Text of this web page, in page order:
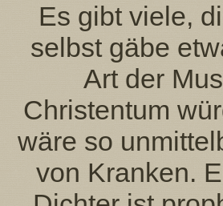
Es gibt viele,
selbst gäbe
Art der
Christentum
wäre so
von Kranken.